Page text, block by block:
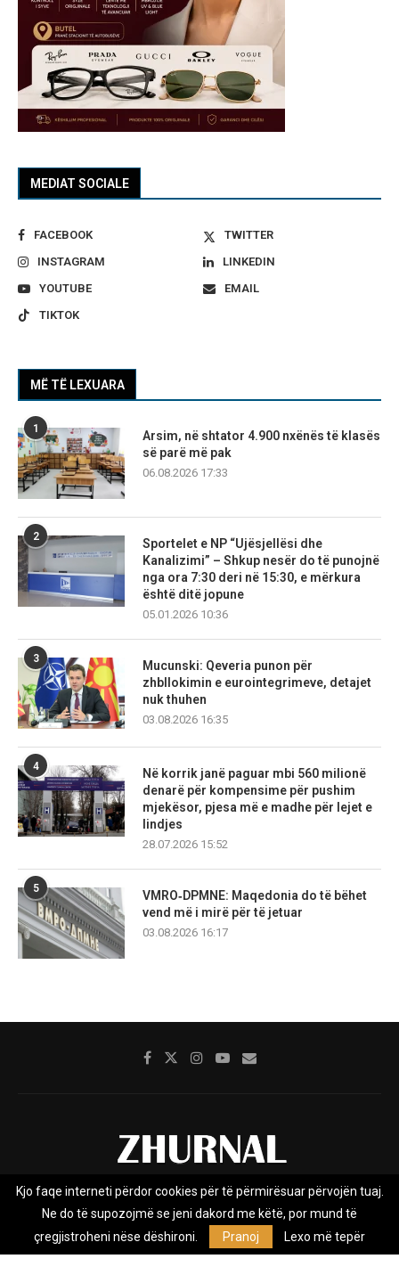
MEDIAT SOCIALE
FACEBOOK
TWITTER
INSTAGRAM
LINKEDIN
YOUTUBE
EMAIL
TIKTOK
MË TË LEXUARA
1
Arsim, në shtator 4.900 nxënës të klasës
së parë më pak
06.08.2026 17:33
2
Sportelet e NP “Ujësjellësi dhe
Kanalizimi” – Shkup nesër do të punojnë
nga ora 7:30 deri në 15:30, e mërkura
është ditë jopune
05.01.2026 10:36
3
Mucunski: Qeveria punon për
zhbllokimin e eurointegrimeve, detajet
nuk thuhen
03.08.2026 16:35
4
Në korrik janë paguar mbi 560 milionë
denarë për kompensime për pushim
mjekësor, pjesa më e madhe për lejet e
lindjes
28.07.2026 15:52
5
VMRO‑DPMNE: Maqedonia do të bëhet
vend më i mirë për të jetuar
03.08.2026 16:17
Rreth nesh Impresumi Marketing
Kontakt
Privacy Policy
Zhurnal.mk është Agjenci e Lajmeve e pavarur, e themeluar në vitin
Kjo faqe interneti përdor cookies për të përmirësuar përvojën tuaj.
Ne do të supozojmë se jeni dakord me këtë, por mund të
çregjistroheni nëse dëshironi.
Pranoj Lexo më tepër